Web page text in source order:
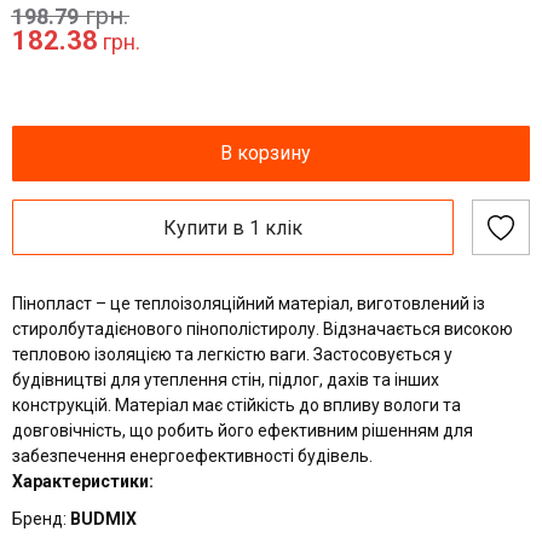
198.79грн.
182.38 грн.
В корзину
Купити в 1 клік
Пінопласт – це теплоізоляційний матеріал, виготовлений із
стиролбутадієнового пінополістиролу. Відзначається високою
тепловою ізоляцією та легкістю ваги. Застосовується у
будівництві для утеплення стін, підлог, дахів та інших
конструкцій. Матеріал має стійкість до впливу вологи та
довговічність, що робить його ефективним рішенням для
забезпечення енергоефективності будівель.
Характеристики:
Бренд: BUDMIX